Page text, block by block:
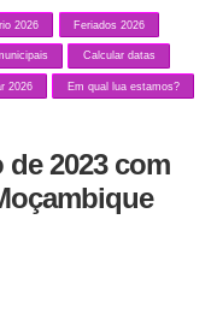
2026 Feriados 2026
Calcular datas
2026 Em qual lua estamos?
2023 com